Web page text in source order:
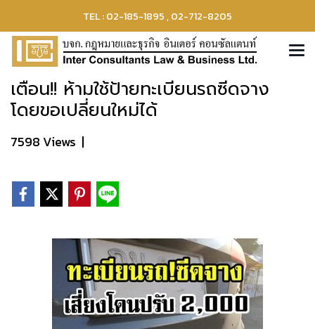
TEL : 02-185-1895 , 02-712-8205
เตือน!! ห้ามใช้ป้ายทะเบียนรถซีดจาง
โดยขอเปลี่ยนใหม่ได้
7598 Views |